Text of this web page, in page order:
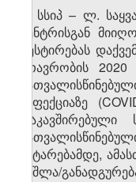
ბ) სსიპ – ლ.
ცენტრისგან
ტესტირებას
მთავრობის
ინფექციაზე
ჩატარებამდე,
წაშლა/